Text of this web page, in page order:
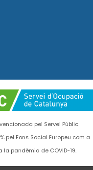
pel Servei Públic
pel Fons Social Europeu com a
pandèmia de COVID-19.